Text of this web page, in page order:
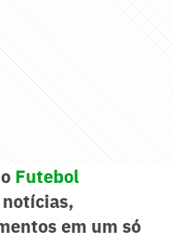
Futebol
notícias,
em um só